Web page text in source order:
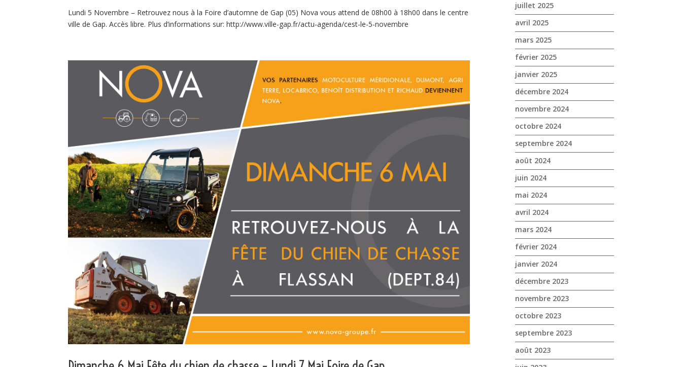
Lundi 5 Novembre – Retrouvez nous à la Foire d’automne de Gap (05) Nova vous attend de 08h00 à 18h00 dans le centre
ville de Gap. Accès libre. Plus d’informations sur: http://www.ville-gap.fr/actu-agenda/cest-le-5-novembre
juillet 2025
avril 2025
mars 2025
février 2025
janvier 2025
décembre 2024
novembre 2024
octobre 2024
septembre 2024
août 2024
juin 2024
mai 2024
avril 2024
mars 2024
février 2024
janvier 2024
décembre 2023
novembre 2023
octobre 2023
septembre 2023
août 2023